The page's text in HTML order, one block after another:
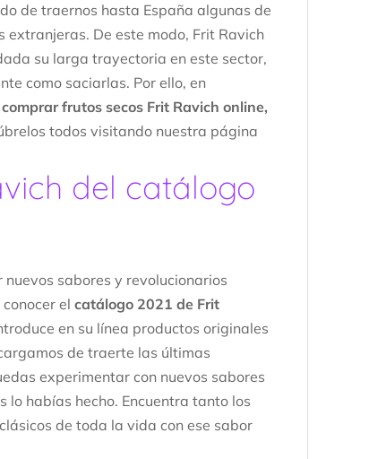
de traernos hasta España algunas de
De este modo, Frit Ravich
su larga trayectoria en este sector,
como saciarlas. Por ello, en
comprar frutos secos Frit Ravich online,
todos visitando nuestra página
del catálogo
sabores y revolucionarios
el catálogo 2021 de Frit
en su línea productos originales
de traerte las últimas
experimentar con nuevos sabores
habías hecho. Encuentra tanto los
de toda la vida con ese sabor